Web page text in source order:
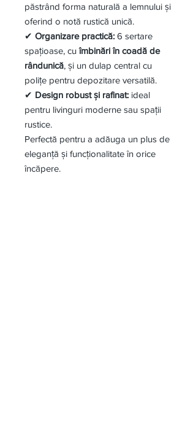
păstrând forma naturală a lemnului și
oferind o notă rustică unică.
✔ Organizare practică: 6 sertare
spațioase, cuîmbinări în coadă de
rândunică, și un dulap central cu
polițe pentru depozitare versatilă.
✔ Design robust și rafinat: ideal
pentru livinguri moderne sau spații
rustice.
Perfectă pentru a adăuga un plus de
eleganță și funcționalitate în orice
încăpere.